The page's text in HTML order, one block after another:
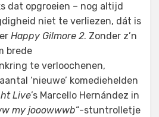
dat opgroeien – nog altijd
niet te verliezen, dát is
Happy Gilmore 2. Zonder z’n
brede
te verloochenen,
‘nieuwe’ komediehelden
Live’s Marcello Hernández in
my jooowwwb“-stuntrolletje